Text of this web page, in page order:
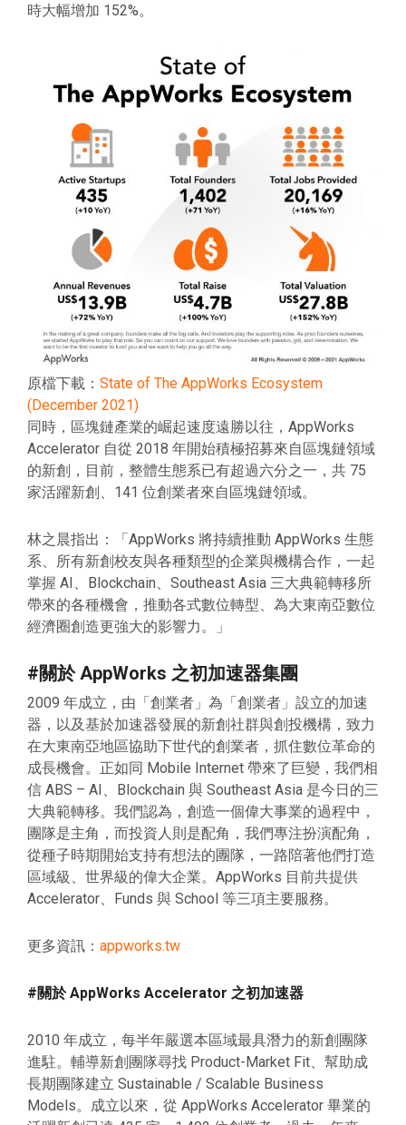
時大幅增加 152%。
原檔下載： State of The AppWorks Ecosystem
(December 2021)
同時，區塊鏈產業的崛起速度遠勝以往，AppWorks
Accelerator 自從 2018 年開始積極招募來自區塊鏈領域
的新創，目前，整體生態系已有超過六分之一，共 75
家活躍新創、141 位創業者來自區塊鏈領域。
林之晨指出：「AppWorks 將持續推動 AppWorks 生態
系、所有新創校友與各種類型的企業與機構合作，一起
掌握 AI、Blockchain、Southeast Asia 三大典範轉移所
帶來的各種機會，推動各式數位轉型、為大東南亞數位
經濟圈創造更強大的影響力。」
#關於 AppWorks 之初加速器集團
2009 年成立，由「創業者」為「創業者」設立的加速
器，以及基於加速器發展的新創社群與創投機構，致力
在大東南亞地區協助下世代的創業者，抓住數位革命的
成長機會。正如同 Mobile Internet 帶來了巨變，我們相
信 ABS – AI、Blockchain 與 Southeast Asia 是今日的三
大典範轉移。我們認為，創造一個偉大事業的過程中，
團隊是主角，而投資人則是配角，我們專注扮演配角，
從種子時期開始支持有想法的團隊，一路陪著他們打造
區域級、世界級的偉大企業。AppWorks 目前共提供
Accelerator、Funds 與 School 等三項主要服務。
更多資訊： appworks.tw
#關於 AppWorks Accelerator 之初加速器
2010 年成立，每半年嚴選本區域最具潛力的新創團隊
進駐。輔導新創團隊尋找 Product-Market Fit、幫助成
長期團隊建立 Sustainable / Scalable Business
Models。成立以來，從 AppWorks Accelerator 畢業的